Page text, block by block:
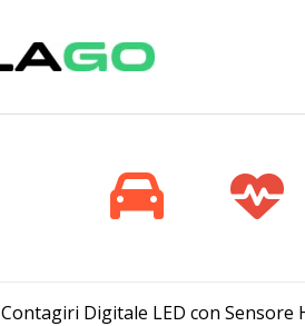
Contagiri Digitale LED con